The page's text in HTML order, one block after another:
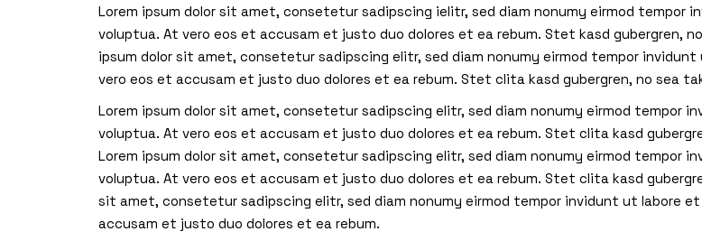
Lorem ipsum dolor sit amet, consetetur sadipscing ielitr, sed diam nonumy eirmod tempor
voluptua. At vero eos et accusam et justo duo dolores et ea rebum. Stet kasd gubergren,
ipsum dolor sit amet, consetetur sadipscing elitr, sed diam nonumy eirmod tempor
vero eos et accusam et justo duo dolores et ea rebum. Stet clita kasd gubergren, no sea
Lorem ipsum dolor sit amet, consetetur sadipscing elitr, sed diam nonumy eirmod tempor
voluptua. At vero eos et accusam et justo duo dolores et ea rebum. Stet clita kasd
Lorem ipsum dolor sit amet, consetetur sadipscing elitr, sed diam nonumy eirmod tempor
voluptua. At vero eos et accusam et justo duo dolores et ea rebum. Stet clita kasd
sit amet, consetetur sadipscing elitr, sed diam nonumy eirmod tempor invidunt ut labore
accusam et justo duo dolores et ea rebum.